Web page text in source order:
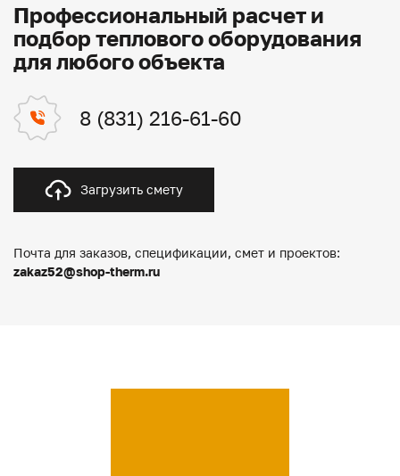
Профессиональный расчет и
подбор теплового оборудования
для любого объекта
8 (831) 216-61-60
Загрузить смету
Почта для заказов, спецификации, смет и проектов:
zakaz52@shop-therm.ru